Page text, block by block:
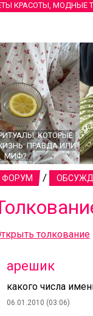
КРАСОТЫ,
КОТОРЫЕ
ПРАВДА ИЛИ
МИФ?
ФОРУМ /
толкование
арешик
какого числа
06.01.2010 (03:06)